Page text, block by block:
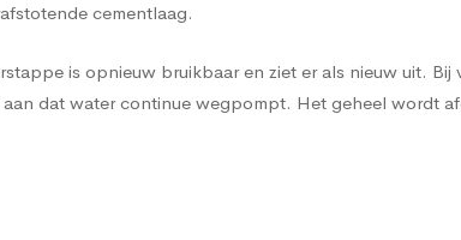
cementlaag.
is opnieuw bruikbaar en ziet er als nieuw uit. Bij
dat water continue wegpompt. Het geheel wordt